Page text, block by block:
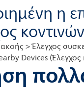
η
> Έλεγχος
Devices